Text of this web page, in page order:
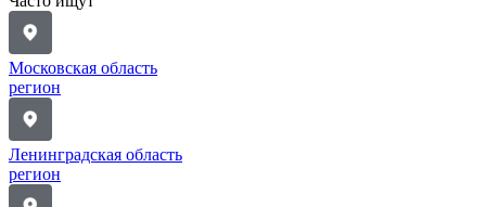
Московская область
регион
Ленинградская область
регион